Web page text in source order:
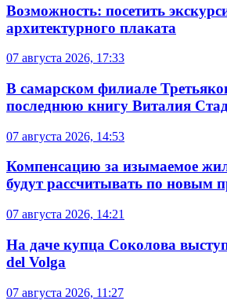
Возможность: посетить
архитектурного плаката
07 августа 2026, 17:33
В самарском филиале
последнюю книгу Виталия
07 августа 2026, 14:53
Компенсацию за изымаемое
будут рассчитывать по новым
07 августа 2026, 14:21
На даче купца Соколова
del Volga
07 августа 2026, 11:27